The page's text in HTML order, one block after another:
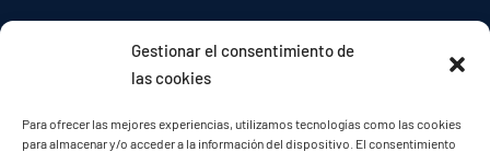
Gestionar el consentimiento de
las cookies
Para ofrecer las mejores experiencias, utilizamos tecnologías como las cookies
para almacenar y/o acceder a la información del dispositivo. El consentimiento
Servicios